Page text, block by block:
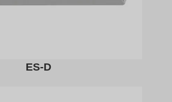
ES-D